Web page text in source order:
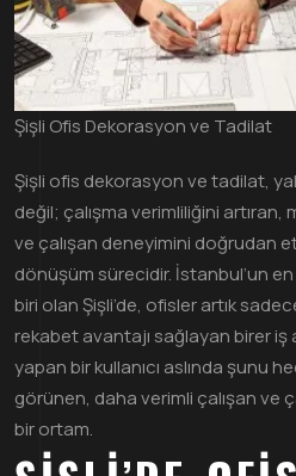
Şişli Ofis Dekorasyon ve Tadilat
Şişli ofis dekorasyon ve tadilat,
değil; çalışma verimliliğini
ve çalışan deneyimini doğrudan
dönüşüm sürecidir. İstanbul’un
biri olan Şişli’de, ofisler artık
rekabet avantajı sağlayan birer iş
yapan bir kullanıcı aslında şunu
görünen, daha verimli çalışan ve
bir ortam.